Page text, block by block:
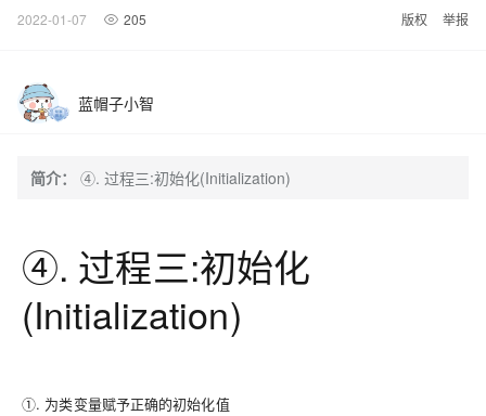
2022-01-07 205 版权 举报
蓝帽子小智
简介： ④. 过程三:初始化(Initialization)
④. 过程三:初始化
(Initialization)
①. 为类变量赋予正确的初始化值